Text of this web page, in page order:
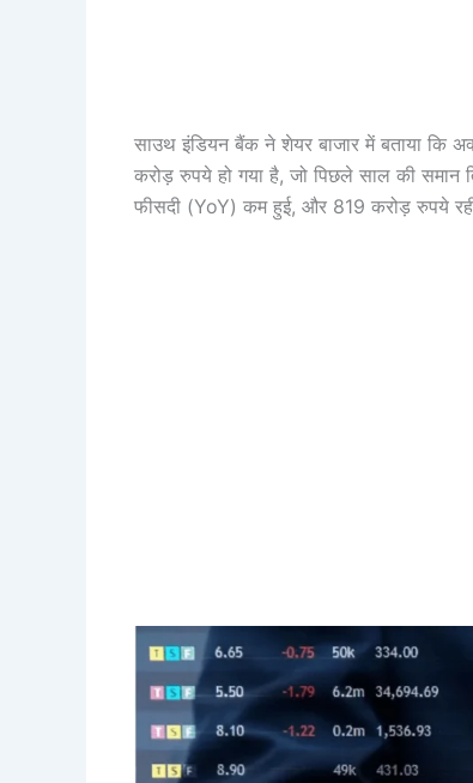
साउथ इंडियन बैंक ने शेयर बाजार में बताया कि
करोड़ रुपये हो गया है, जो पिछले साल की
फीसदी (YoY) कम हुई, और 819 करोड़ रुपये